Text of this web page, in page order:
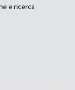
e ricerca